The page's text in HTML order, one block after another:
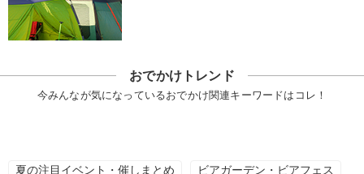
おでかけトレンド
今みんなが気になっているおでかけ関連キーワードはコレ！
夏の注目イベント・催しまとめ ビアガーデン・ビアフェス